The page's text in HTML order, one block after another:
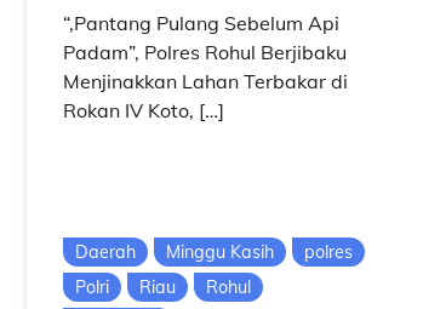
“,Pantang Pulang Sebelum Api
Padam”, Polres Rohul Berjibaku
Menjinakkan Lahan Terbakar di
Rokan IV Koto, […]
Daerah Minggu Kasih
polres
Polri
Riau
Rohul